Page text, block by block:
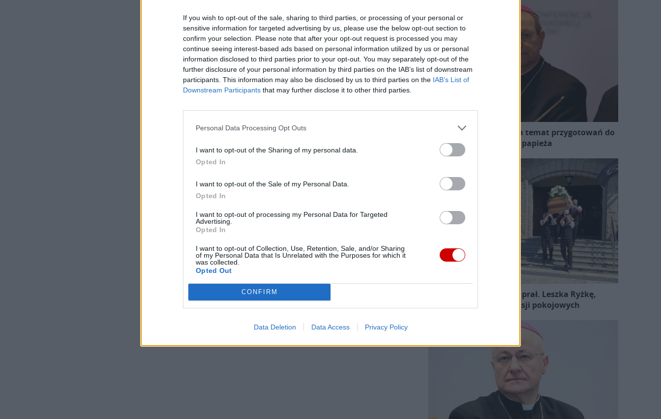
If you wish to opt-out of the sale, sharing to third parties, or processing of your personal or
sensitive information for targeted advertising by us, please use the below opt-out section to
confirm your selection. Please note that after your opt-out request is processed you may
continue seeing interest-based ads based on personal information utilized by us or personal
information disclosed to third parties prior to your opt-out. You may separately opt-out of the
further disclosure of your personal information by third parties on the IAB’s list of downstream
participants. This information may also be disclosed by us to third parties on the IAB’s List of
Downstream Participants that may further disclose it to other third parties.
Personal Data Processing Opt Outs
I want to opt-out of the Sharing of my personal data.
Opted In
I want to opt-out of the Sale of my Personal Data.
Opted In
I want to opt-out of processing my Personal Data for Targeted
Advertising.
Opted In
I want to opt-out of Collection, Use, Retention, Sale, and/or Sharing
of my Personal Data that Is Unrelated with the Purposes for which it
was collected.
Opted Out
CONFIRM
Data Deletion Data Access Privacy Policy
Poprzednia
… 3 4 5
Przewodniczący KEP na temat przygotowań do
wizyty papieża
Pożegnano śp. ks. prał. Leszka Ryżkę,
uczestnika misji pokojowych